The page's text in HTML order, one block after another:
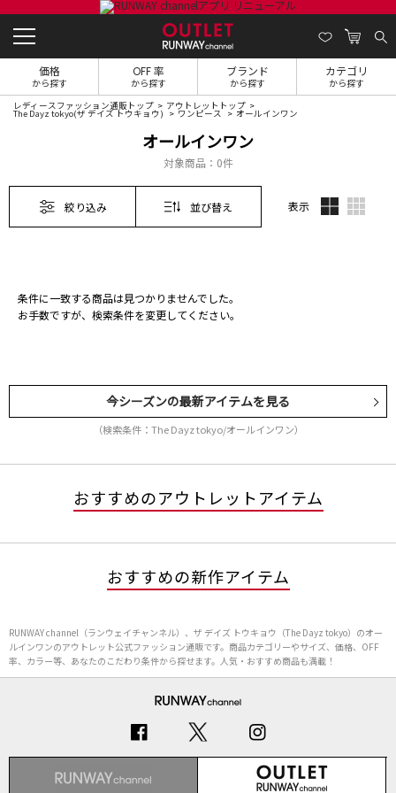
価格
から探す
OFF 率
から探す
ブランド
から探す
カテゴリ
から探す
レディースファッション通販トップ アウトレットトップ
The Dayz tokyo(ザ デイズ トウキョウ) ワンピース オールインワン
オールインワン
対象商品： 0件
絞り込み 並び替え 表示
条件に一致する商品は見つかりませんでした。
お手数ですが、検索条件を変更してください。
今シーズンの最新アイテムを見る
（検索条件：The Dayz tokyo/オールインワン）
おすすめのアウトレットアイテム
おすすめの新作アイテム
RUNWAY channel（ランウェイチャンネル）、ザ デイズ トウキョウ（The Dayz tokyo）のオー
ルインワンのアウトレット公式ファッション通販です。商品カテゴリーやサイズ、価格、OFF
率、カラー等、あなたのこだわり条件から探せます。人気・おすすめ商品も満載！